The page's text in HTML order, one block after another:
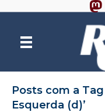
Posts com a
Esquerda (d)’